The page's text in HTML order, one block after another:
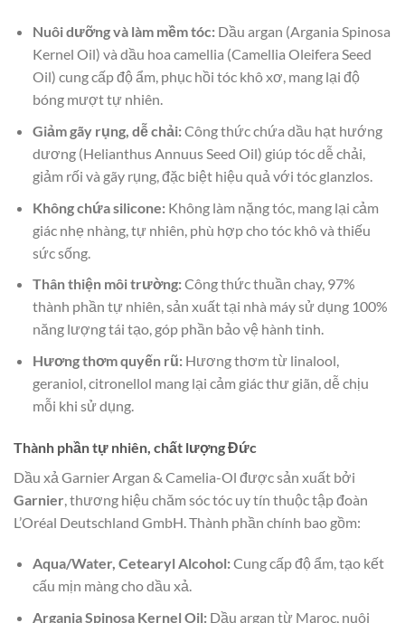
Nuôi dưỡng và làm mềm tóc:Dầu argan (Argania Spinosa
Kernel Oil) và dầu hoa camellia (Camellia Oleifera Seed
Oil) cung cấp độ ẩm, phục hồi tóc khô xơ, mang lại độ
bóng mượt tự nhiên.
Giảm gãy rụng, dễ chải:Công thức chứa dầu hạt hướng
dương (Helianthus Annuus Seed Oil) giúp tóc dễ chải,
giảm rối và gãy rụng, đặc biệt hiệu quả với tóc glanzlos.
Không chứa silicone:Không làm nặng tóc, mang lại cảm
giác nhẹ nhàng, tự nhiên, phù hợp cho tóc khô và thiếu
sức sống.
Thân thiện môi trường:Công thức thuần chay, 97%
thành phần tự nhiên, sản xuất tại nhà máy sử dụng 100%
năng lượng tái tạo, góp phần bảo vệ hành tinh.
Hương thơm quyến rũ:Hương thơm từ linalool,
geraniol, citronellol mang lại cảm giác thư giãn, dễ chịu
mỗi khi sử dụng.
Thành phần tự nhiên, chất lượng Đức
Dầu xả Garnier Argan & Camelia-Ol được sản xuất bởi
Garnier , thương hiệu chăm sóc tóc uy tín thuộc tập đoàn
L’Oréal Deutschland GmbH. Thành phần chính bao gồm:
Aqua/Water, Cetearyl Alcohol:Cung cấp độ ẩm, tạo kết
cấu mịn màng cho dầu xả.
Argania Spinosa Kernel Oil:Dầu argan từ Maroc, nuôi